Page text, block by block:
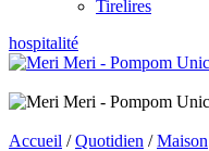
Tirelires
hospitalité
Accueil /Quotidien /Maison